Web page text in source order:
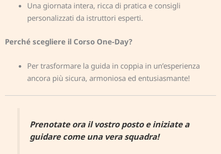
Una giornata intera, ricca di pratica e consigli
personalizzati da istruttori esperti.
Perché scegliere il Corso One-Day?
Per trasformare la guida in coppia in un’esperienza
ancora più sicura, armoniosa ed entusiasmante!
Prenotate ora il vostro posto e iniziate a
guidare come una vera squadra!